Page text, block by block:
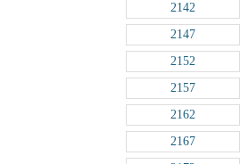
2142
2147
2152
2157
2162
2167